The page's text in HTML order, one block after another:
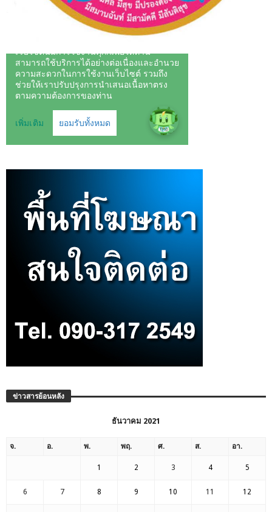
ข่าวสารย้อนหลัง
ธันวาคม 2021
จ. อ. พ. พฤ. ศ. ส. อา.
1 2 3 4 5
6 7 8 9 10 11 12